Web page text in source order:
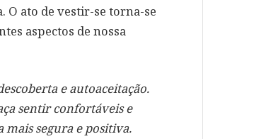
O ato de vestir-se torna-se
aspectos de nossa
e autoaceitação.
sentir confortáveis e
segura e positiva.